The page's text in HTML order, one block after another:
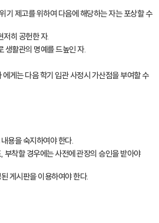
기 제고를 위하여 다음에 해당하는 자는 포상할 수
저히 공헌한 자.
생활관의 명예를 드높인 자.
게는 다음 학기 입관 사정시 가산점을 부여할 수
용을 숙지하여야 한다.
부착할 경우에는 사전에 관장의 승인을 받아야
게시판을 이용하여야 한다.